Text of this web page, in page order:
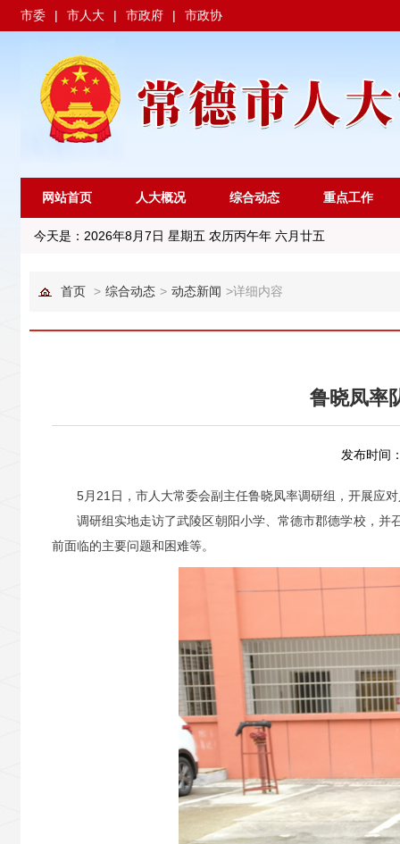
市委 | 市人大 | 市政府 | 市政协
网站首页 人大概况 综合动态 重点工作
今天是： 2026年8月7日 星期五 农历丙午年 六月廿五
首页 > 综合动态 > 动态新闻 >详细内容
鲁晓凤率
发布时间
5月21日，市人大常委会副主任鲁晓凤率调研组，开展应
调研组实地走访了武陵区朝阳小学、常德市郡德学校，
前面临的主要问题和困难等。